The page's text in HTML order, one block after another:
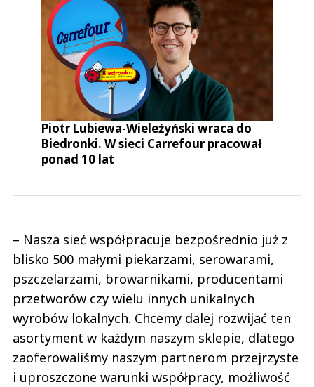
Piotr Lubiewa-Wieleżyński wraca do
Biedronki. W sieci Carrefour pracował
ponad 10 lat
– Nasza sieć współpracuje bezpośrednio już z
blisko 500 małymi piekarzami, serowarami,
pszczelarzami, browarnikami, producentami
przetworów czy wielu innych unikalnych
wyrobów lokalnych. Chcemy dalej rozwijać ten
asortyment w każdym naszym sklepie, dlatego
zaoferowaliśmy naszym partnerom przejrzyste
i uproszczone warunki współpracy, możliwość